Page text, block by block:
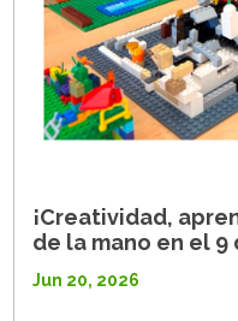
¡Creatividad,
de la mano en el 9
Jun 20, 2026